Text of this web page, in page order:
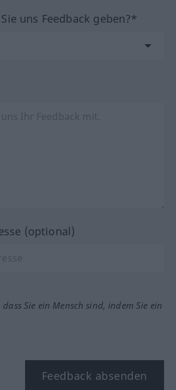
uns Feedback geben?*
(optional)
Sie ein Mensch sind, indem Sie ein
Feedback absenden